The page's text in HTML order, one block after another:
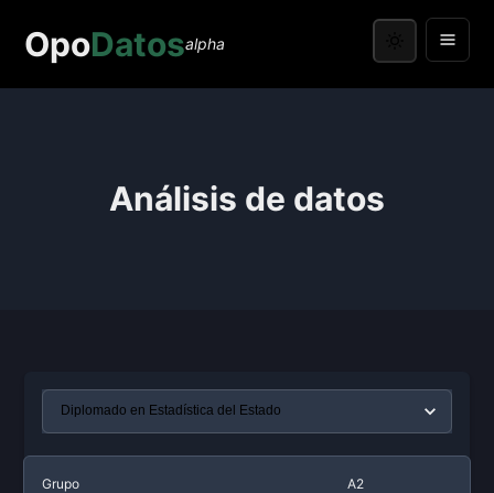
OpoDatosalpha
Análisis de datos
Grupo
A2